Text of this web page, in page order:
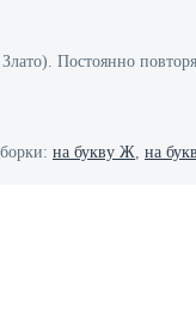
Постоянно
на букву Ж на